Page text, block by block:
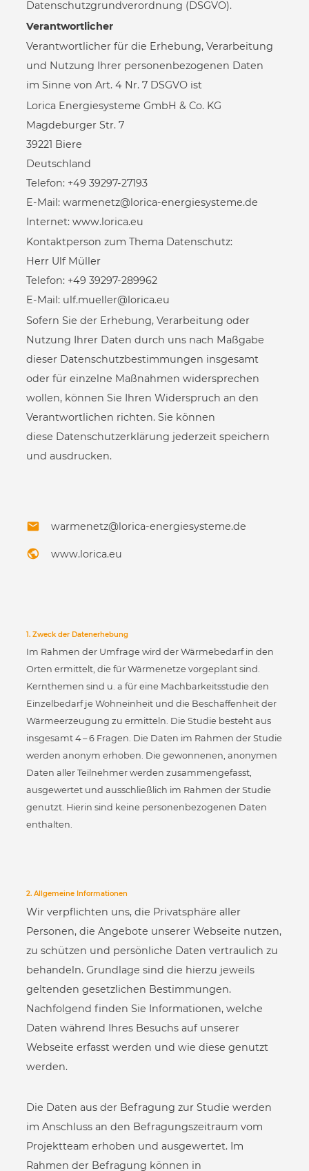
Datenschutzgrundverordnung (DSGVO).
Verantwortlicher
Verantwortlicher für die Erhebung, Verarbeitung
und Nutzung Ihrer personenbezogenen Daten
im Sinne von Art. 4 Nr. 7 DSGVO ist
Lorica Energiesysteme GmbH & Co. KG
Magdeburger Str. 7
39221 Biere
Deutschland
Telefon: +49 39297-27193
E-Mail:warmenetz@lorica-energiesysteme.de
Internet:www.lorica.eu
Kontaktperson zum Thema Datenschutz:
Herr Ulf Müller
Telefon: +49 39297-289962
E-Mail: ulf.mueller@lorica.eu
Sofern Sie der Erhebung, Verarbeitung oder
Nutzung Ihrer Daten durch uns nach Maßgabe
dieser Datenschutzbestimmungen insgesamt
oder für einzelne Maßnahmen widersprechen
wollen, können Sie Ihren Widerspruch an den
Verantwortlichen richten. Sie können
diese Datenschutzerklärung jederzeit speichern
und ausdrucken.
warmenetz@lorica-energiesysteme.de
www.lorica.eu
1. Zweck der Datenerhebung
Im Rahmen der Umfrage wird der Wärmebedarf in den
Orten ermittelt, die für Wärmenetze vorgeplant sind.
Kernthemen sind u. a für eine Machbarkeitsstudie den
Einzelbedarf je Wohneinheit und die Beschaffenheit der
Wärmeerzeugung zu ermitteln. Die Studie besteht aus
insgesamt 4 – 6 Fragen. Die Daten im Rahmen der Studie
werden anonym erhoben. Die gewonnenen, anonymen
Daten aller Teilnehmer werden zusammengefasst,
ausgewertet und ausschließlich im Rahmen der Studie
genutzt. Hierin sind keine personenbezogenen Daten
enthalten.
2. Allgemeine Informationen
Wir verpflichten uns, die Privatsphäre aller
Personen, die Angebote unserer Webseite nutzen,
zu schützen und persönliche Daten vertraulich zu
behandeln. Grundlage sind die hierzu jeweils
geltenden gesetzlichen Bestimmungen.
Nachfolgend finden Sie Informationen, welche
Daten während Ihres Besuchs auf unserer
Webseite erfasst werden und wie diese genutzt
werden.
Die Daten aus der Befragung zur Studie werden
im Anschluss an den Befragungszeitraum vom
Projektteam erhoben und ausgewertet. Im
Rahmen der Befragung können in